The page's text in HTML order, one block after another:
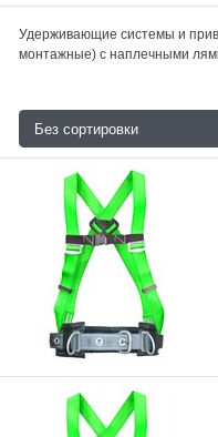
Удерживающие системы и
монтажные) с наплечными